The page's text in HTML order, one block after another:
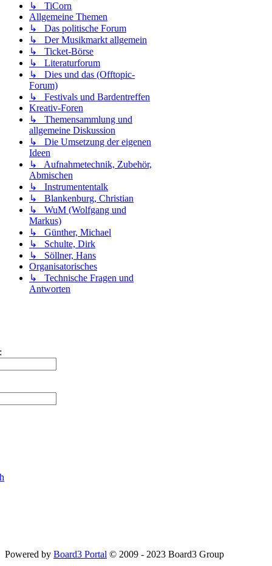
↳ TiCorn
Allgemeine Themen
↳ Das politische Forum
↳ Der Musikmarkt allgemein
↳ Ticket-Börse
↳ Literaturforum
↳ Dies und das (Offtopic-
Forum)
↳ Festivals und Bardentreffen
Kreativ-Foren
↳ Themensammlung und
allgemeine Diskussion
↳ Die Umsetzung der eigenen
Ideen
↳ Aufnahmetechnik, Zubehör,
Abmischen
↳ Instrumententalk
↳ Blankenburg, Christian
↳ WuM (Wolfgang und
Markus)
↳ Günther, Michael
↳ Schulte, Dirk
↳ Söllner, Hans
Organisatorisches
↳ Technische Fragen und
Antworten
Powered by Board3 Portal © 2009 - 2023 Board3 Group